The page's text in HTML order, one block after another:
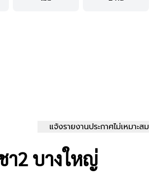
แจ้งรายงานประกาศไม่เหมาะสม
2 บางใหญ่